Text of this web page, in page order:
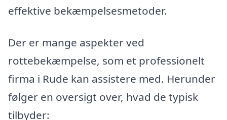
effektive bekæmpelsesmetoder.
Der er mange aspekter ved
rottebekæmpelse, som et professionelt
firma i Rude kan assistere med. Herunder
følger en oversigt over, hvad de typisk
tilbyder: